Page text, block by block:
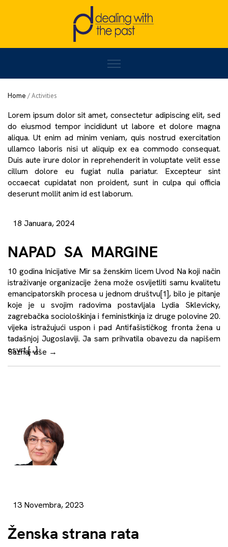
Home /Activities
Lorem ipsum dolor sit amet, consectetur adipiscing elit, sed
do eiusmod tempor incididunt ut labore et dolore magna
aliqua. Ut enim ad minim veniam, quis nostrud exercitation
ullamco laboris nisi ut aliquip ex ea commodo consequat.
Duis aute irure dolor in reprehenderit in voluptate velit esse
cillum dolore eu fugiat nulla pariatur. Excepteur sint
occaecat cupidatat non proident, sunt in culpa qui officia
deserunt mollit anim id est laborum.
18 Januara, 2024
NAPAD SA MARGINE
10 godina Inicijative Mir sa ženskim licem Uvod Na koji način
istraživanje organizacije žena može osvijetliti samu kvalitetu
emancipatorskih procesa u jednom društvu[1], bilo je pitanje
koje je u svojim radovima postavljala Lydia Sklevicky,
zagrebačka sociološkinja i feministkinja iz druge polovine 20.
vijeka istražujući uspon i pad Antifašističkog fronta žena u
tadašnjoj Jugoslaviji. Ja sam prihvatila obavezu da napišem
osvrt […]
Saznaj više →
13 Novembra, 2023
Ženska strana rata